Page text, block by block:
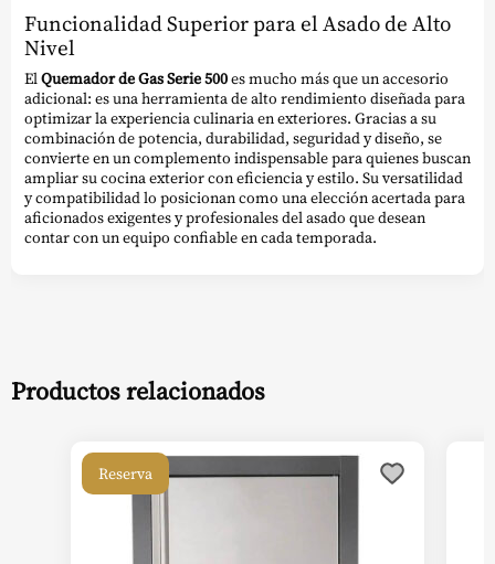
Funcionalidad Superior para el Asado de Alto
Nivel
ElQuemador de Gas Serie 500es mucho más que un accesorio
adicional: es una herramienta de alto rendimiento diseñada para
optimizar la experiencia culinaria en exteriores. Gracias a su
combinación de potencia, durabilidad, seguridad y diseño, se
convierte en un complemento indispensable para quienes buscan
ampliar su cocina exterior con eficiencia y estilo. Su versatilidad
y compatibilidad lo posicionan como una elección acertada para
aficionados exigentes y profesionales del asado que desean
contar con un equipo confiable en cada temporada.
Productos relacionados
Reserva